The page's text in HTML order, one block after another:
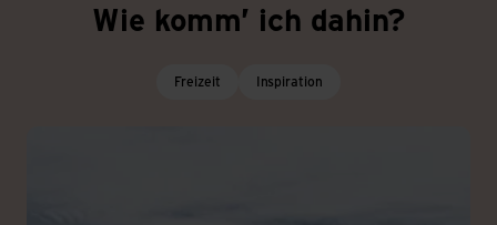
Wie komm’ ich dahin?
Freizeit Inspiration